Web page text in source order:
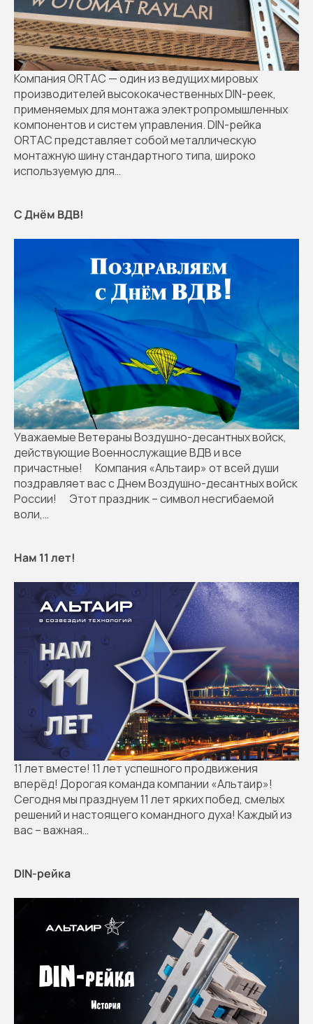
Компания ORTAC — один из ведущих мировых
производителей высококачественных DIN-реек,
применяемых для монтажа электропромышленных
компонентов и систем управления. DIN-рейка
ORTAC представляет собой металлическую
монтажную шину стандартного типа, широко
используемую для…
С Днём ВДВ!
Уважаемые Ветераны Воздушно-десантных войск,
действующие Военнослужащие ВДВ и все
причастные! ⠀ Компания «Альтаир» от всей души
поздравляет вас с Днем Воздушно-десантных войск
России! ⠀ Этот праздник – символ несгибаемой
воли,…
Нам 11 лет!
11 лет вместе! 11 лет успешного продвижения
вперёд! Дорогая команда компании «Альтаир»!
Сегодня мы празднуем 11 лет ярких побед, смелых
решений и настоящего командного духа! Каждый из
вас – важная…
DIN-рейка